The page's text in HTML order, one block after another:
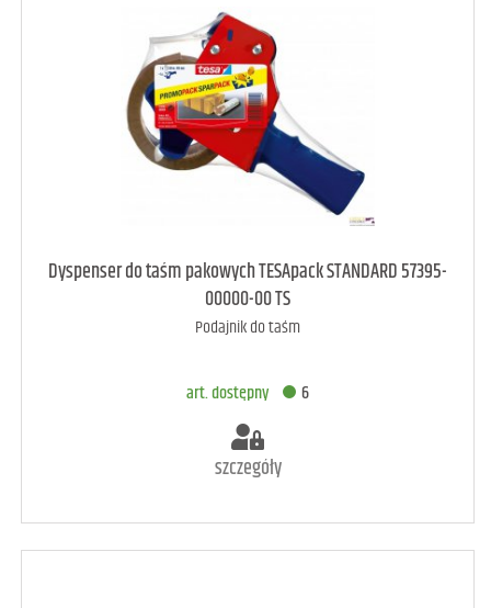
art. dostępny 7
Dyspenser do taśm pakowych TESApack STANDARD 57395-
00000-00 TS
Podajnik do taśm
art. dostępny 6
szczegóły